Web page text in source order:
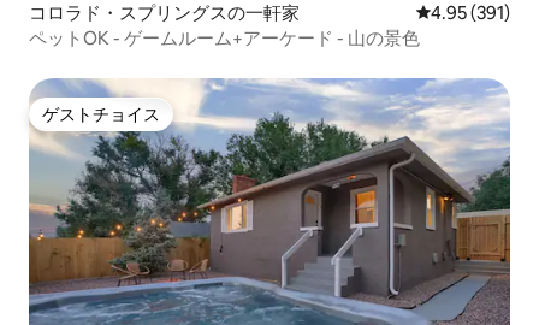
コロラド・スプリングスの一軒家 レビュー391
4.95 (391)
ペットOK - ゲームルーム+アーケード - 山の景色
ゲストチョイス
ゲストチョイス